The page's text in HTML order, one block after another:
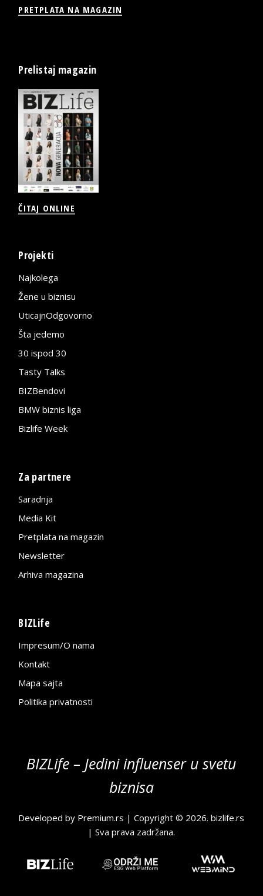
PRETPLATA NA MAGAZIN
Prelistaj magazin
ČITAJ ONLINE
Projekti
Najkolega
Žene u biznisu
UticajnOdgovorno
Šta jedemo
30 ispod 30
Tasty Talks
BIZBendovi
BMW biznis liga
Bizlife Week
Za partnere
Saradnja
Media Kit
Pretplata na magazin
Newsletter
Arhiva magazina
BIZLife
Impresum/O nama
Kontakt
Mapa sajta
Politika privatnosti
BIZLife – Jedini influenser u svetu
biznisa
Developed by Premium.rs | Copyright © 2026.bizlife.rs
| Sva prava zadržana.